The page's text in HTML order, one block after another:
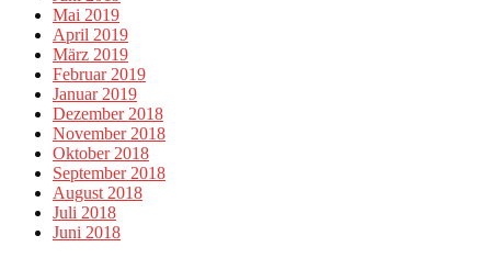
Mai 2019
April 2019
März 2019
Februar 2019
Januar 2019
Dezember 2018
November 2018
Oktober 2018
September 2018
August 2018
Juli 2018
Juni 2018